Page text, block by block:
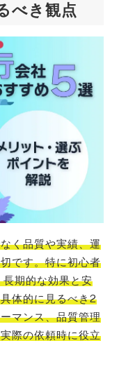
べき観点
く品質や実績、運
です。特に初心者
期的な効果と安
体的に見るべき2
マンス、品質管理
際の依頼時に役立